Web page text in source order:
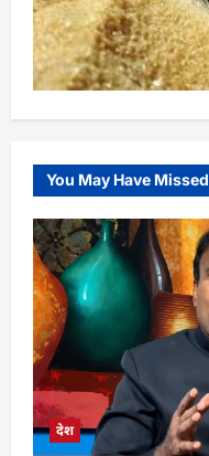
You May Have Missed
देश